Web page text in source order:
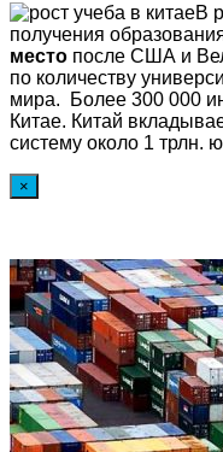
В
получения
место после США и
по количеству
мира. Более 300 000
Китае. Китай
систему около 1 трлн.
×